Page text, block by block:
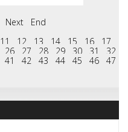
Next
End
11 12 13 14 15 16
17
26 27 28 29 30 31
32
41 42 43 44 45 46
47